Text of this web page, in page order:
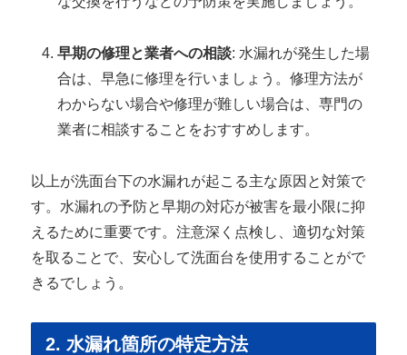
早期の修理と業者への相談: 水漏れが発生した場
合は、早急に修理を行いましょう。修理方法が
わからない場合や修理が難しい場合は、専門の
業者に相談することをおすすめします。
以上が洗面台下の水漏れが起こる主な原因と対策で
す。水漏れの予防と早期の対応が被害を最小限に抑
えるために重要です。注意深く点検し、適切な対策
を取ることで、安心して洗面台を使用することがで
きるでしょう。
2. 水漏れ箇所の特定方法